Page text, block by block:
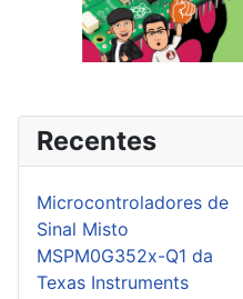
Recentes
Microcontroladores de
Sinal Misto
MSPM0G352x-Q1 da
Texas Instruments